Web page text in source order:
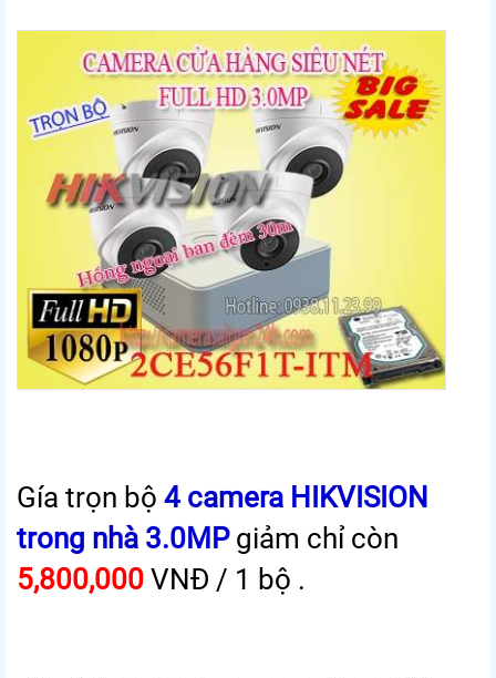
Gía trọn bộ 4 camera HIKVISION
trong nhà 3.0MP giảm chỉ còn
5,800,000 VNĐ / 1 bộ .